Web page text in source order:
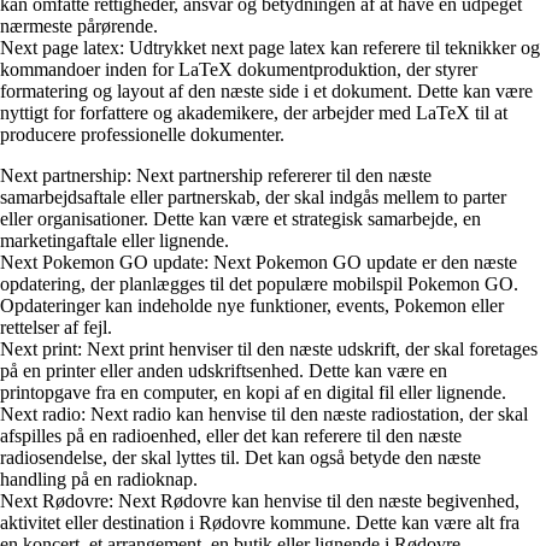
nærmeste pårørende.
Next page latex: Udtrykket next page latex kan referere til teknikker og
kommandoer inden for LaTeX dokumentproduktion, der styrer
formatering og layout af den næste side i et dokument. Dette kan være
nyttigt for forfattere og akademikere, der arbejder med LaTeX til at
producere professionelle dokumenter.
Next partnership: Next partnership refererer til den næste
samarbejdsaftale eller partnerskab, der skal indgås mellem to parter
eller organisationer. Dette kan være et strategisk samarbejde, en
marketingaftale eller lignende.
Next Pokemon GO update: Next Pokemon GO update er den næste
opdatering, der planlægges til det populære mobilspil Pokemon GO.
Opdateringer kan indeholde nye funktioner, events, Pokemon eller
rettelser af fejl.
Next print: Next print henviser til den næste udskrift, der skal foretages
på en printer eller anden udskriftsenhed. Dette kan være en
printopgave fra en computer, en kopi af en digital fil eller lignende.
Next radio: Next radio kan henvise til den næste radiostation, der skal
afspilles på en radioenhed, eller det kan referere til den næste
radiosendelse, der skal lyttes til. Det kan også betyde den næste
handling på en radioknap.
Next Rødovre: Next Rødovre kan henvise til den næste begivenhed,
aktivitet eller destination i Rødovre kommune. Dette kan være alt fra